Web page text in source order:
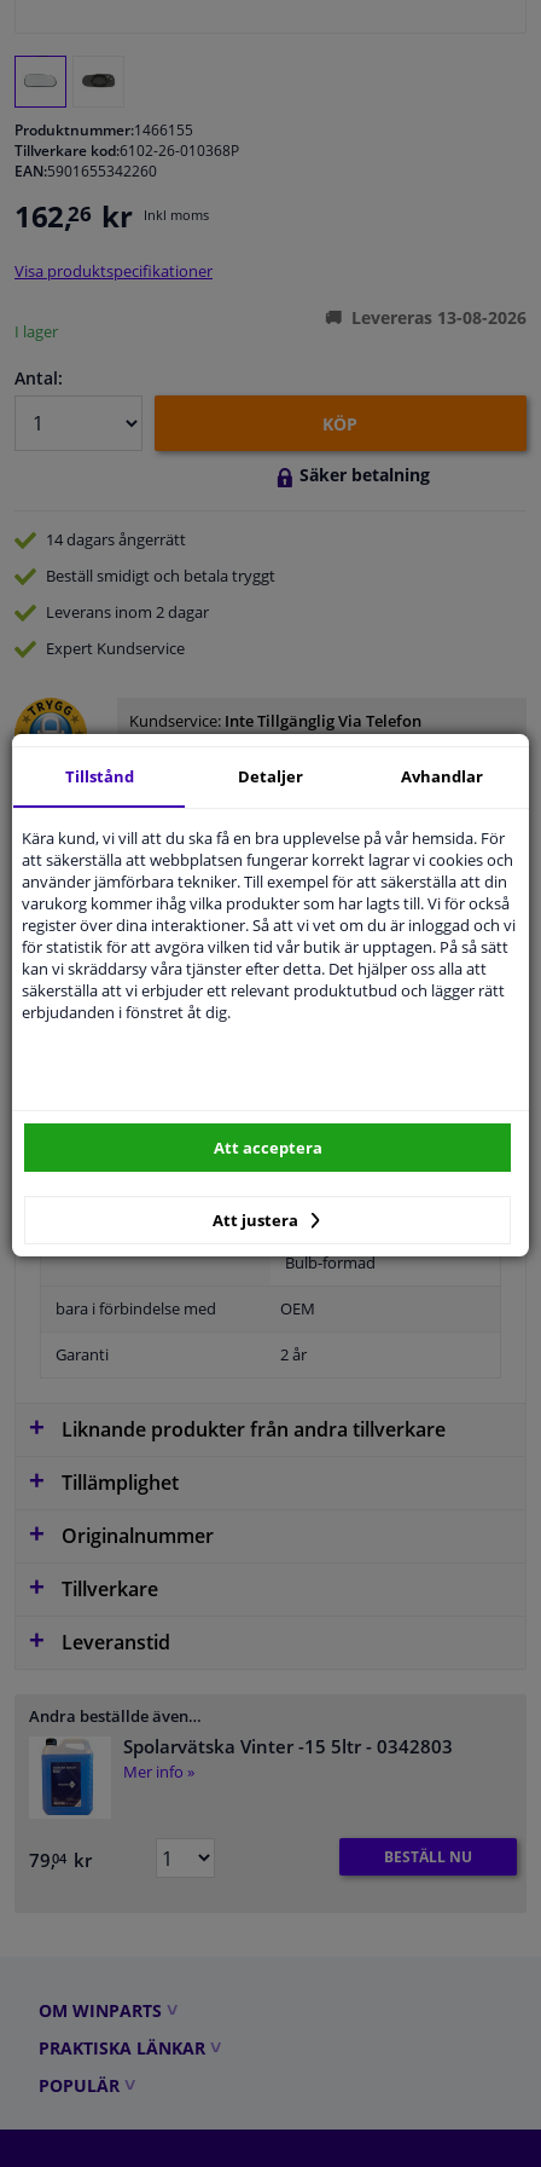
Fönster & Tillbehör
Bilvård & Tillbehör
Sensorer & Elsystem
Produktnummer:1466155
Tillverkare kod:6102-26-010368P
EAN:5901655342260
162,26 kr Inkl moms
Visa produktspecifikationer
I lager
Levereras 13-08-2026
Antal:
KÖP
Säker betalning
14 dagarsångerrätt
Beställ smidigt och betala tryggt
Leverans inom 2 dagar
Expert Kundservice
Kundservice: Inte Tillgänglig Via Telefon
Modellmatchande garanti, Hitta rätt bildelar.
Fyll i ditt registreringsnummerellerVälj din bil .
SÖK
Position Höger passagerarsida
Uppvärmt
Bulb-formad
bara i förbindelse med OEM
Garanti 2 år
Liknande produkter från andra tillverkare
Tillämplighet
Originalnummer
Tillverkare
Leveranstid
Andra beställde även…
Spolarvätska Vinter -15 5ltr - 0342803
Mer info »
79,04 kr BESTÄLL NU
OM WINPARTS
PRAKTISKA LÄNKAR
POPULÄR
Tillstånd Detaljer Avhandlar
Kära kund, vi vill att du ska få en bra upplevelse på vår hemsida. För
att säkerställa att webbplatsen fungerar korrekt lagrar vi cookies och
använder jämförbara tekniker. Till exempel för att säkerställa att din
varukorg kommer ihåg vilka produkter som har lagts till. Vi för också
register över dina interaktioner. Så att vi vet om du är inloggad och vi
för statistik för att avgöra vilken tid vår butik är upptagen. På så sätt
kan vi skräddarsy våra tjänster efter detta. Det hjälper oss alla att
säkerställa att vi erbjuder ett relevant produktutbud och lägger rätt
erbjudanden i fönstret åt dig.
Att justera
Att acceptera